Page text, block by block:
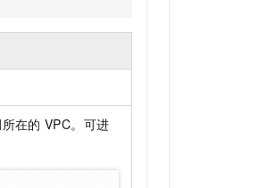
在的 VPC。可进